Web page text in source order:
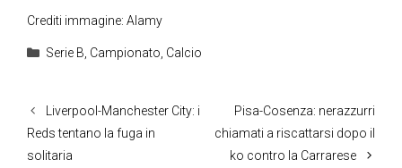
Crediti immagine: Alamy
Categorie
Serie B, Campionato, Calcio
Liverpool-Manchester City: i
Reds tentano la fuga in
solitaria
Pisa-Cosenza: nerazzurri
chiamati a riscattarsi dopo il
ko contro la Carrarese